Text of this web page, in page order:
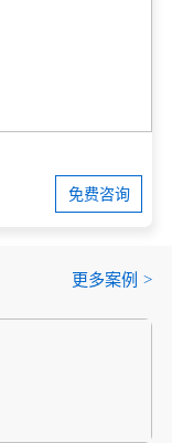
免费咨询
更多案例 >